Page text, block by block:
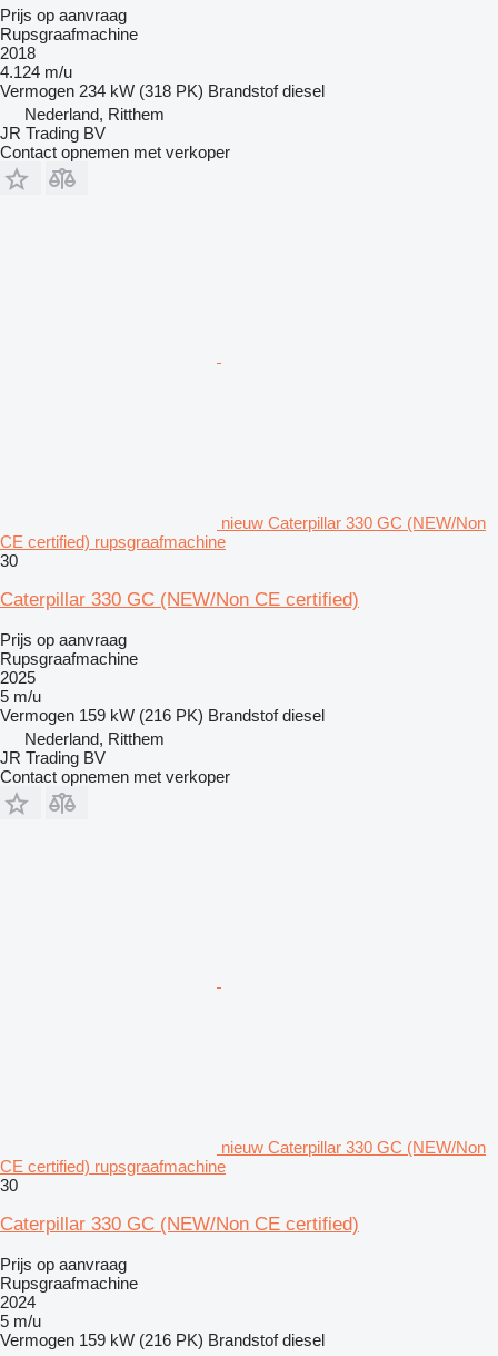
Prijs op aanvraag
Rupsgraafmachine
2018
4.124 m/u
Vermogen 234 kW (318 PK) Brandstof diesel
Nederland, Ritthem
JR Trading BV
Contact opnemen met verkoper
nieuw Caterpillar 330 GC (NEW/Non
CE certified) rupsgraafmachine
30
Caterpillar 330 GC (NEW/Non CE certified)
Prijs op aanvraag
Rupsgraafmachine
2025
5 m/u
Vermogen 159 kW (216 PK) Brandstof diesel
Nederland, Ritthem
JR Trading BV
Contact opnemen met verkoper
nieuw Caterpillar 330 GC (NEW/Non
CE certified) rupsgraafmachine
30
Caterpillar 330 GC (NEW/Non CE certified)
Prijs op aanvraag
Rupsgraafmachine
2024
5 m/u
Vermogen 159 kW (216 PK) Brandstof diesel